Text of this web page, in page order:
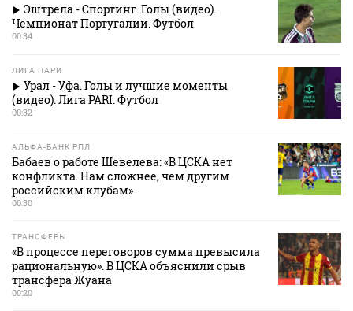
Эштрела - Спортинг. Голы (видео).
Чемпионат Португалии. Футбол
00:34
ЛИГА ПАРИ
Урал - Уфа. Голы и лучшие моменты
(видео). Лига PARI. Футбол
00:32
АЛЬФА-БАНК РПЛ
Бабаев о работе Шевелева: «В ЦСКА нет
конфликта. Нам сложнее, чем другим
российским клубам»
00:30
ТРАНСФЕРЫ
«В процессе переговоров сумма превысила
рациональную». В ЦСКА объяснили срыв
трансфера Жуана
00:20